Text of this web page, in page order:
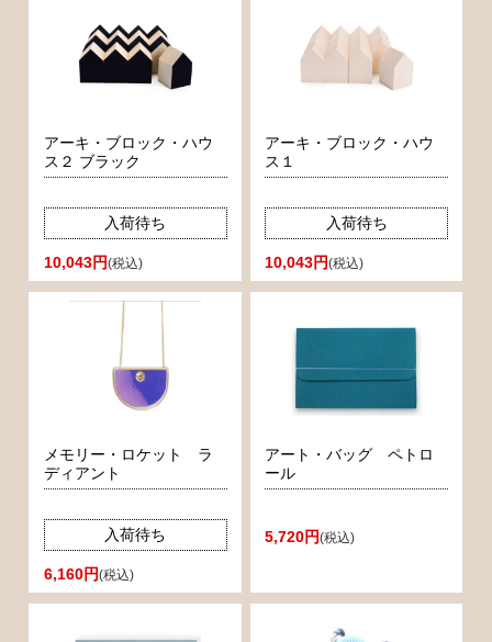
アーキ・ブロック・ハウ
ス２ ブラック
入荷待ち
10,043円(税込)
アーキ・ブロック・ハウ
ス１
入荷待ち
10,043円(税込)
メモリー・ロケット ラ
ディアント
入荷待ち
6,160円(税込)
アート・バッグ ペトロ
ール
5,720円(税込)